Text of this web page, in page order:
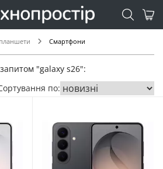
Смартфони
"galaxy s26":
по: